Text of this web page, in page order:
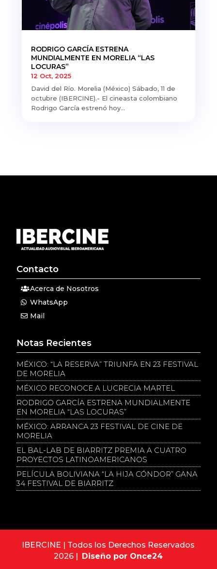
RODRIGO GARCÍA ESTRENA
MUNDIALMENTE EN MORELIA “LAS
LOCURAS”
12 Oct, 2025
David del Río. Morelia (México) Sábado, 11 de
octubre (IBERCINE).- El cineasta colombiano
Rodrigo García estrenó hoy...
Contacto
Acerca de Nosotros
WhatsApp
Mail
Notas Recientes
MÉXICO: “LA RESERVA” TRIUNFA EN 23 FESTIVAL
DE MORELIA
MÉXICO RECONOCE A LUCRECIA MARTEL
RODRIGO GARCÍA ESTRENA MUNDIALMENTE
EN MORELIA “LAS LOCURAS”
MÉXICO: ARRANCA 23 FESTIVAL DE CINE DE
MORELIA
EL BAL-LAB DE BIARRITZ PREMIA A CUATRO
PROYECTOS LATINOAMERICANOS
PELÍCULA BOLIVIANA “LA HIJA CÓNDOR” GANA
34 FESTIVAL DE BIARRITZ
IBERCINE | Todos los Derechos Reservados
2026 | Diseño por Once24